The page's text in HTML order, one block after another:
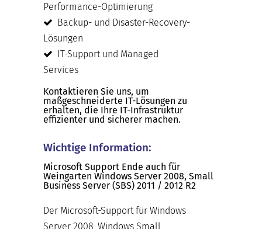
Performance-Optimierung
Backup- und Disaster-Recovery-
Lösungen
IT-Support und Managed
Services
Kontaktieren Sie uns, um
maßgeschneiderte IT-Lösungen zu
erhalten, die Ihre IT-Infrastruktur
effizienter und sicherer machen.
Wichtige Information:
Microsoft Support Ende auch für
Weingarten Windows Server 2008, Small
Business Server (SBS) 2011 / 2012 R2
Der Microsoft-Support für Windows
Server 2008, Windows Small